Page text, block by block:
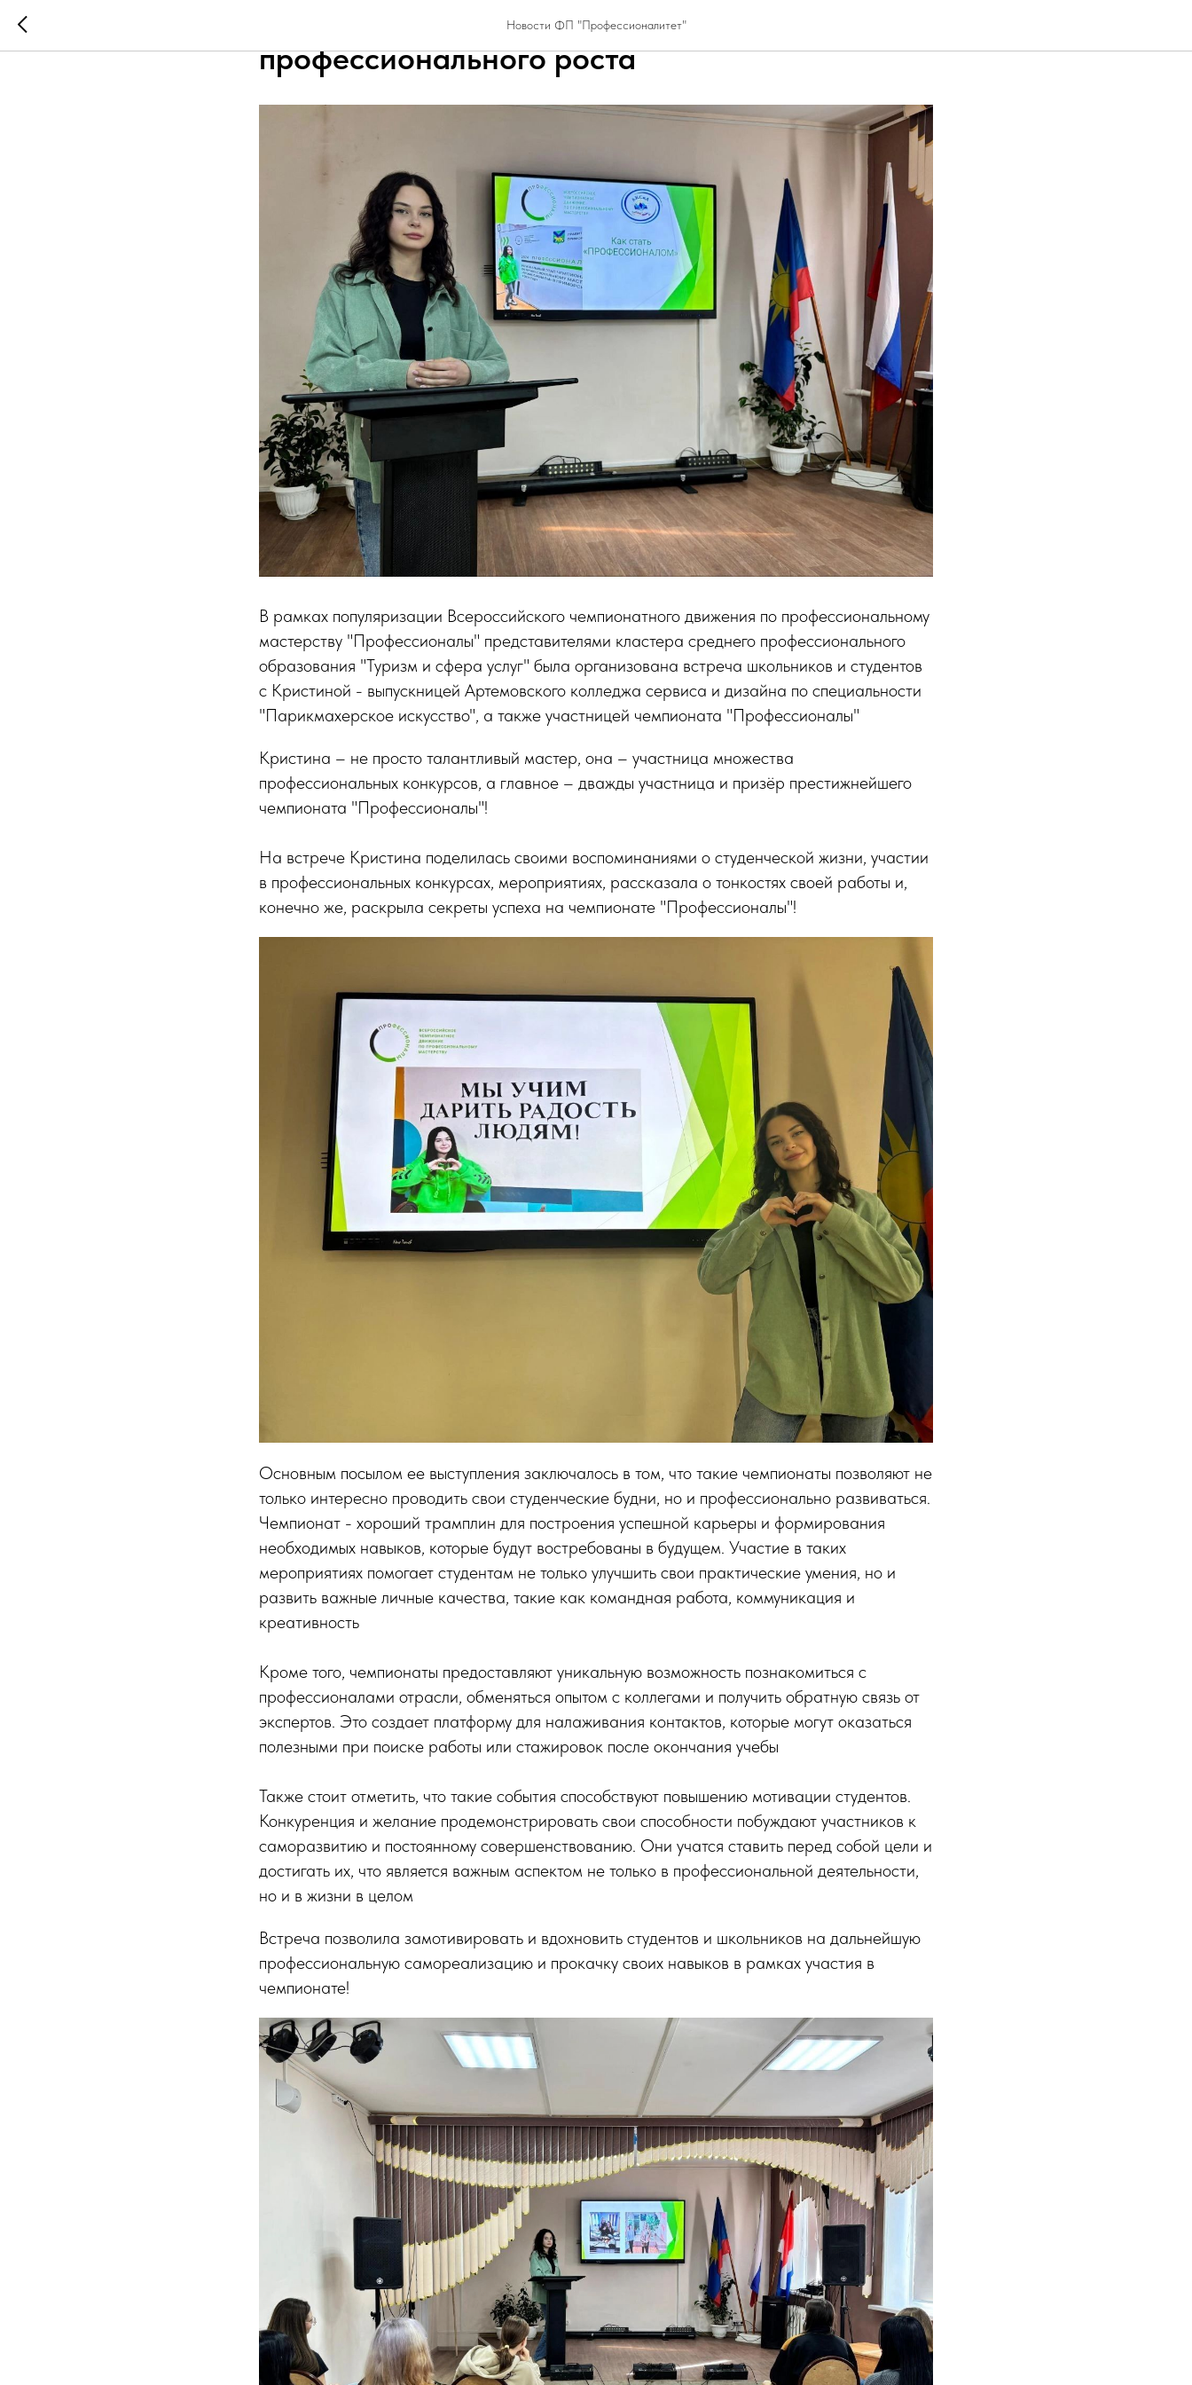
Новости ФП "Профессионалитет"
Чемпионат "Профессионалы": возможность
профессионального роста
В рамках популяризации Всероссийского чемпионатного движения по профессиональному
мастерству "Профессионалы" представителями кластера среднего профессионального
образования "Туризм и сфера услуг" была организована встреча школьников и студентов
с Кристиной - выпускницей Артемовского колледжа сервиса и дизайна по специальности
"Парикмахерское искусство", а также участницей чемпионата "Профессионалы"
Кристина – не просто талантливый мастер, она – участница множества
профессиональных конкурсов, а главное – дважды участница и призёр престижнейшего
чемпионата "Профессионалы"!
На встрече Кристина поделилась своими воспоминаниями о студенческой жизни, участии
в профессиональных конкурсах, мероприятиях, рассказала о тонкостях своей работы и,
конечно же, раскрыла секреты успеха на чемпионате "Профессионалы"!
Основным посылом ее выступления заключалось в том, что такие чемпионаты позволяют не
только интересно проводить свои студенческие будни, но и профессионально развиваться.
Чемпионат - хороший трамплин для построения успешной карьеры и формирования
необходимых навыков, которые будут востребованы в будущем. Участие в таких
мероприятиях помогает студентам не только улучшить свои практические умения, но и
развить важные личные качества, такие как командная работа, коммуникация и
креативность
Кроме того, чемпионаты предоставляют уникальную возможность познакомиться с
профессионалами отрасли, обменяться опытом с коллегами и получить обратную связь от
экспертов. Это создает платформу для налаживания контактов, которые могут оказаться
полезными при поиске работы или стажировок после окончания учебы
Также стоит отметить, что такие события способствуют повышению мотивации студентов.
Конкуренция и желание продемонстрировать свои способности побуждают участников к
саморазвитию и постоянному совершенствованию. Они учатся ставить перед собой цели и
достигать их, что является важным аспектом не только в профессиональной деятельности,
но и в жизни в целом
Встреча позволила замотивировать и вдохновить студентов и школьников на дальнейшую
профессиональную самореализацию и прокачку своих навыков в рамках участия в
чемпионате!